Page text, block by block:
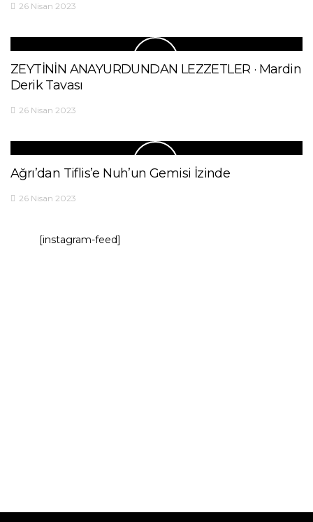
26 Nisan 2023
ZEYTİNİN ANAYURDUNDAN LEZZETLER · Mardin
Derik Tavası
26 Nisan 2023
Ağrı’dan Tiflis’e Nuh’un Gemisi İzinde
26 Nisan 2023
[instagram-feed]